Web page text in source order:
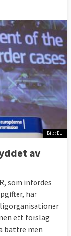
Bild: EU
av
som infördes
har
ett förslag
bättre men